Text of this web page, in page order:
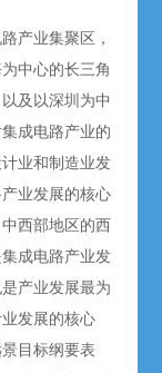
产业集聚区，
中心的长三角
及以深圳为中
成电路产业的
业和制造业发
业发展的核心
西部地区的西
成电路产业发
产业发展最为
发展的核心
目标纲要表